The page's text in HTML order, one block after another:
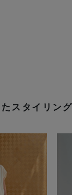
スタイリング